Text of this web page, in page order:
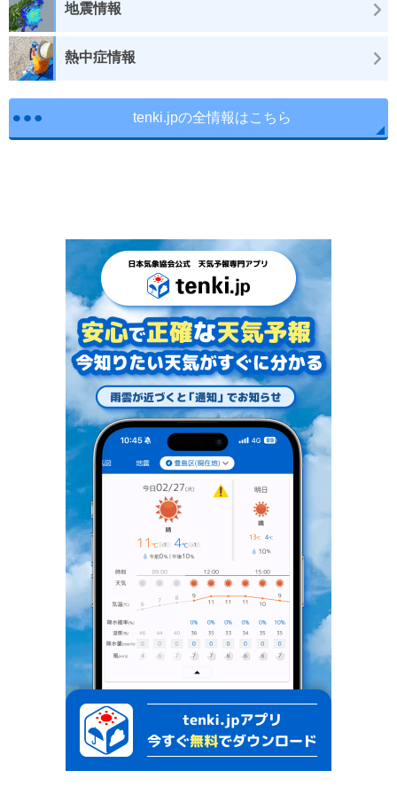
地震情報
熱中症情報
tenki.jpの全情報はこちら